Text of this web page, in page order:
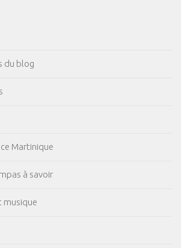
du blog
Martinique
à savoir
musique